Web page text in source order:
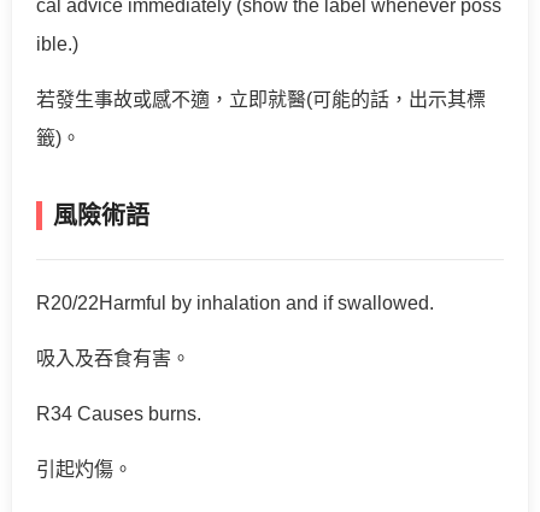
cal advice immediately (show the label whenever poss
ible.)
若發生事故或感不適，立即就醫(可能的話，出示其標
籤)。
風險術語
R20/22Harmful by inhalation and if swallowed.
吸入及吞食有害。
R34 Causes burns.
引起灼傷。